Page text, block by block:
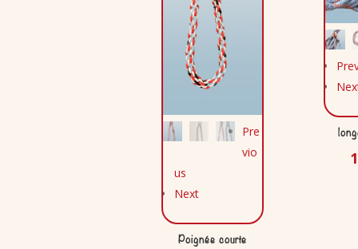
Pre
vio
us
Next
Poignée courte